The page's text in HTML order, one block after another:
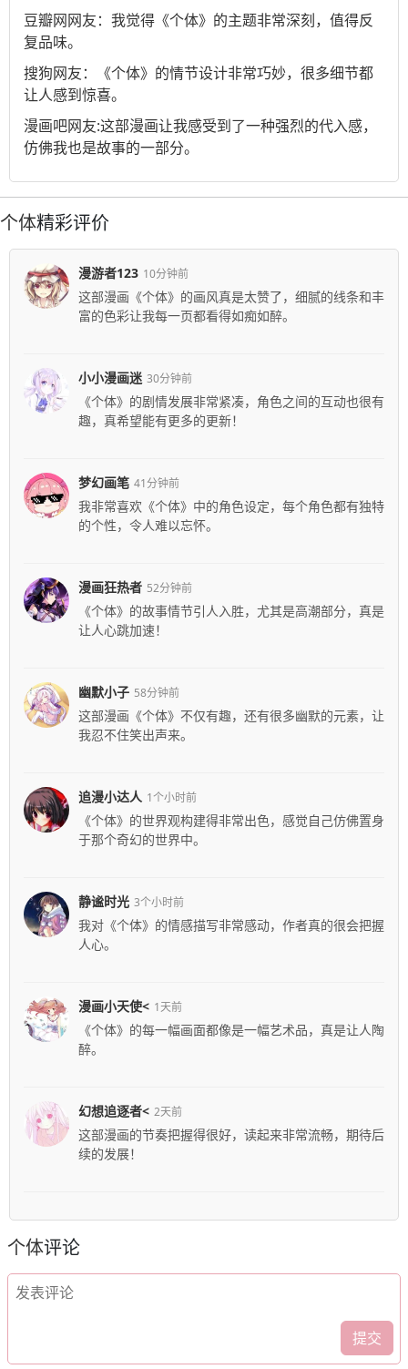
豆瓣网网友：我觉得《个体》的主题非常深刻，值得反
复品味。
搜狗网友：《个体》的情节设计非常巧妙，很多细节都
让人感到惊喜。
漫画吧网友:这部漫画让我感受到了一种强烈的代入感，
仿佛我也是故事的一部分。
个体精彩评价
漫游者123 10分钟前
这部漫画《个体》的画风真是太赞了，细腻的线条和丰
富的色彩让我每一页都看得如痴如醉。
小小漫画迷 30分钟前
《个体》的剧情发展非常紧凑，角色之间的互动也很有
趣，真希望能有更多的更新！
梦幻画笔 41分钟前
我非常喜欢《个体》中的角色设定，每个角色都有独特
的个性，令人难以忘怀。
漫画狂热者 52分钟前
《个体》的故事情节引人入胜，尤其是高潮部分，真是
让人心跳加速！
幽默小子 58分钟前
这部漫画《个体》不仅有趣，还有很多幽默的元素，让
我忍不住笑出声来。
追漫小达人 1个小时前
《个体》的世界观构建得非常出色，感觉自己仿佛置身
于那个奇幻的世界中。
静谧时光 3个小时前
我对《个体》的情感描写非常感动，作者真的很会把握
人心。
漫画小天使< 1天前
《个体》的每一幅画面都像是一幅艺术品，真是让人陶
醉。
幻想追逐者< 2天前
这部漫画的节奏把握得很好，读起来非常流畅，期待后
续的发展！
个体评论
提交